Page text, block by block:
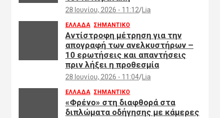
28 Ιουνίου, 2026 - 11:12 Lia
ΕΛΛΑΔΑ ΣΗΜΑΝΤΙΚΟ
Αντίστροφη μέτρηση για την
απογραφή των ανελκυστήρων –
10 ερωτήσεις και απαντήσεις
πριν λήξει η προθεσμία
28 Ιουνίου, 2026 - 11:04 Lia
ΕΛΛΑΔΑ ΣΗΜΑΝΤΙΚΟ
«Φρένο» στη διαφθορά στα
διπλώματα οδήγησης με κάμερες